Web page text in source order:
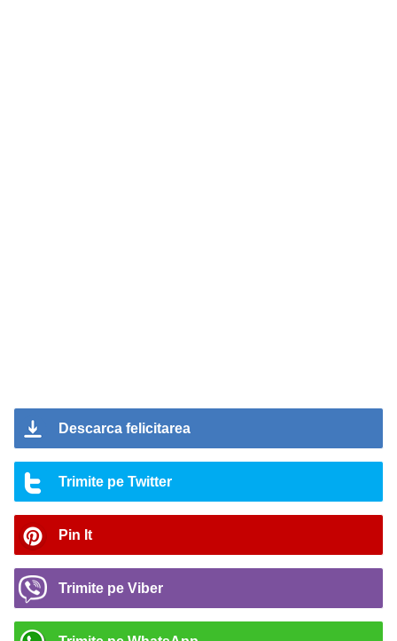
Descarca felicitarea
Trimite pe Twitter
Pin It
Trimite pe Viber